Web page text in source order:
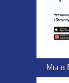
Мы в